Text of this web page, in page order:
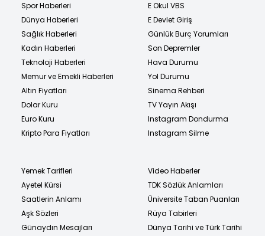
Spor Haberleri
Dünya Haberleri
Sağlık Haberleri
Kadın Haberleri
Teknoloji Haberleri
Memur ve Emekli Haberleri
Altın Fiyatları
Dolar Kuru
Euro Kuru
Kripto Para Fiyatları
E Okul VBS
E Devlet Giriş
Günlük Burç Yorumları
Son Depremler
Hava Durumu
Yol Durumu
Sinema Rehberi
TV Yayın Akışı
Instagram Dondurma
Instagram Silme
Yemek Tarifleri
Ayetel Kürsi
Saatlerin Anlamı
Aşk Sözleri
Günaydın Mesajları
Video Haberler
TDK Sözlük Anlamları
Üniversite Taban Puanları
Rüya Tabirleri
Dünya Tarihi ve Türk Tarihi